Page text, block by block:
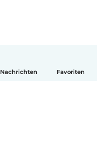
Nachrichten Favoriten